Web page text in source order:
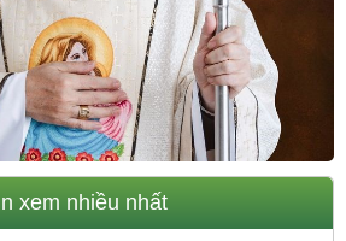
xem nhiều nhất